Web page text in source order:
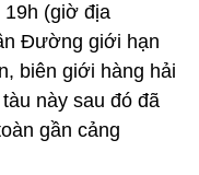
19h (giờ địa
Đường giới hạn
biên giới hàng hải
này sau đó đã
gần cảng